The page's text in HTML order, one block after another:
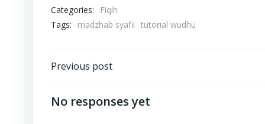
Categories:
Fiqih
Tags:
madzhab syafii tutorial wudhu
Navigasi
pos
Previous post
No responses yet